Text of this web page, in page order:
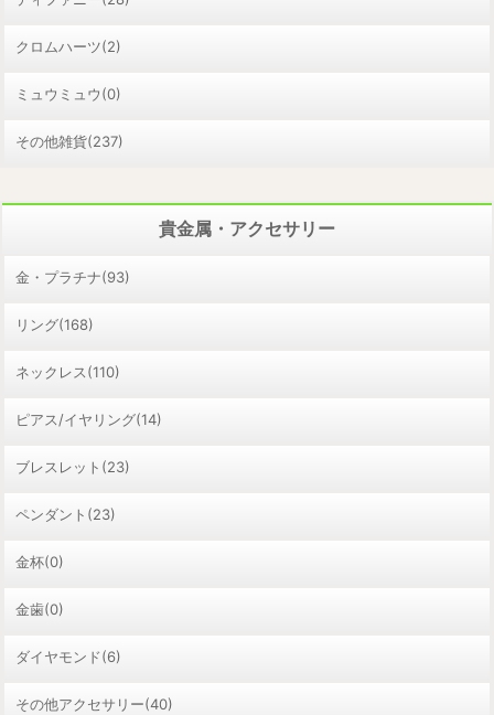
クロムハーツ(2)
ミュウミュウ(0)
その他雑貨(237)
貴金属・アクセサリー
金・プラチナ(93)
リング(168)
ネックレス(110)
ピアス/イヤリング(14)
ブレスレット(23)
ペンダント(23)
金杯(0)
金歯(0)
ダイヤモンド(6)
その他アクセサリー(40)